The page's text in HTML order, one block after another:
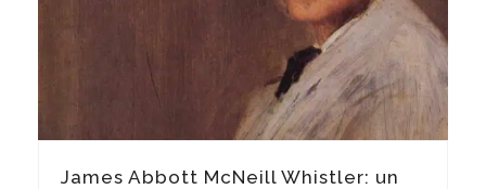
James Abbott McNeill Whistler: un